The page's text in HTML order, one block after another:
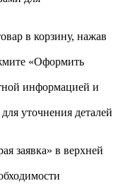
в корзину, нажав
«Оформить
информацией и
уточнения деталей
заявка» в верхней